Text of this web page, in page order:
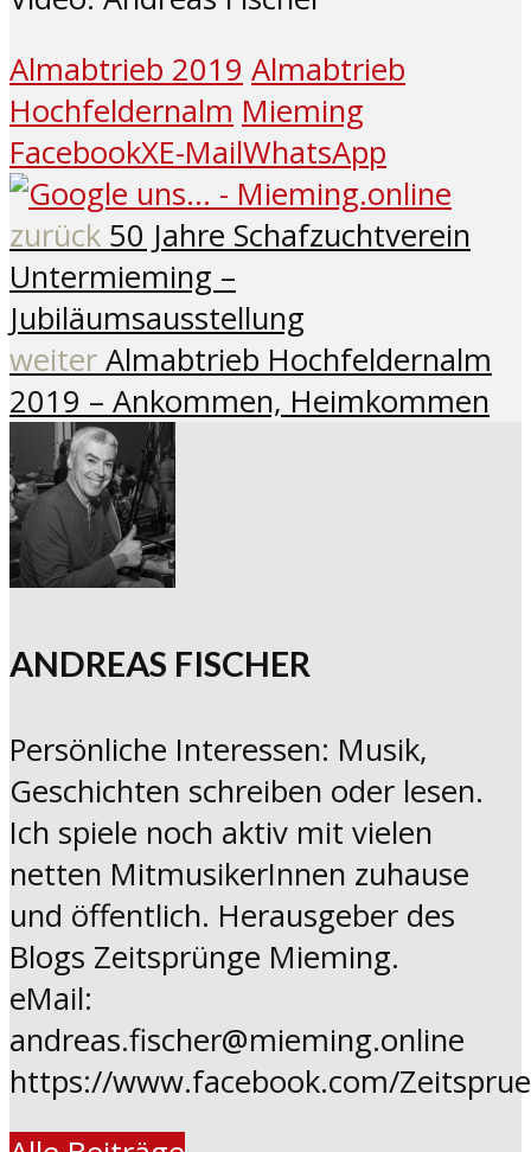
Almabtrieb 2019 Almabtrieb
Hochfeldernalm Mieming
FacebookXE-MailWhatsApp
zurück 50 Jahre Schafzuchtverein
Untermieming –
Jubiläumsausstellung
weiter Almabtrieb Hochfeldernalm
2019 – Ankommen, Heimkommen
ANDREAS FISCHER
Persönliche Interessen: Musik,
Geschichten schreiben oder lesen.
Ich spiele noch aktiv mit vielen
netten MitmusikerInnen zuhause
und öffentlich. Herausgeber des
Blogs Zeitsprünge Mieming.
eMail:
andreas.fischer@mieming.online
https://www.facebook.com/